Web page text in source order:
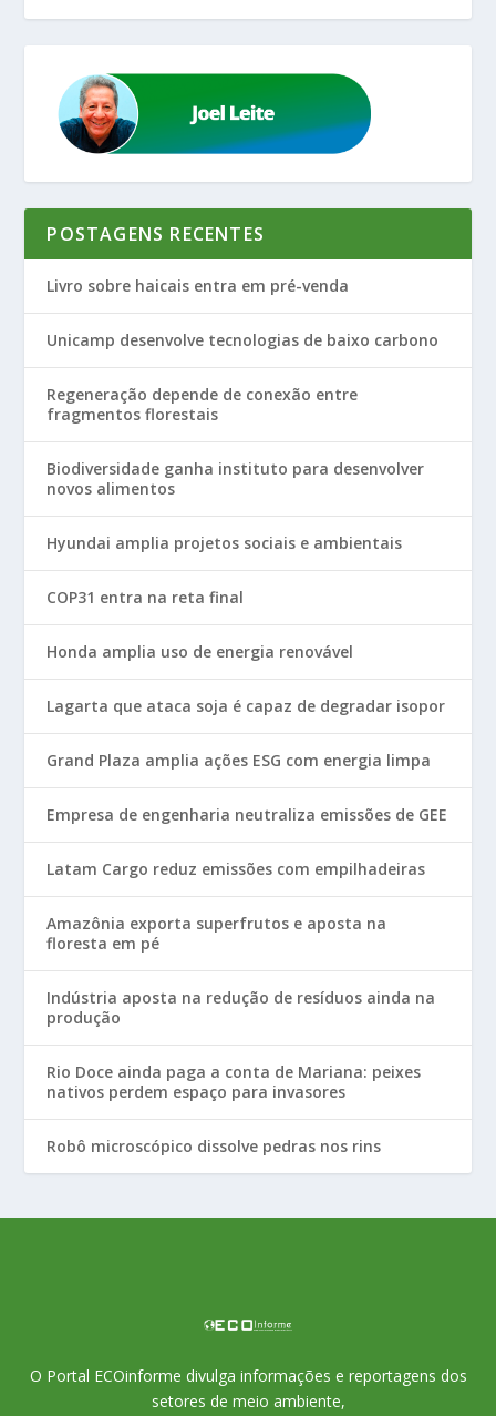
POSTAGENS RECENTES
Livro sobre haicais entra em pré-venda
Unicamp desenvolve tecnologias de baixo carbono
Regeneração depende de conexão entre
fragmentos florestais
Biodiversidade ganha instituto para desenvolver
novos alimentos
Hyundai amplia projetos sociais e ambientais
COP31 entra na reta final
Honda amplia uso de energia renovável
Lagarta que ataca soja é capaz de degradar isopor
Grand Plaza amplia ações ESG com energia limpa
Empresa de engenharia neutraliza emissões de GEE
Latam Cargo reduz emissões com empilhadeiras
Amazônia exporta superfrutos e aposta na
floresta em pé
Indústria aposta na redução de resíduos ainda na
produção
Rio Doce ainda paga a conta de Mariana: peixes
nativos perdem espaço para invasores
Robô microscópico dissolve pedras nos rins
O Portal ECOinforme divulga informações e reportagens dos
setores de meio ambiente,